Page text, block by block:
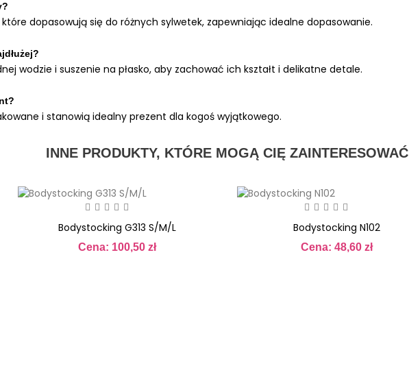
dopasowują się do różnych sylwetek, zapewniając idealne dopasowanie.
wodzie i suszenie na płasko, aby zachować ich kształt i delikatne detale.
i stanowią idealny prezent dla kogoś wyjątkowego.
INNE PRODUKTY, KTÓRE MOGĄ CIĘ ZAINTERESOWAĆ
Bodystocking G313 S/M/L
Cena: 100,50 zł
Bodystocking N102
Cena: 48,60 zł